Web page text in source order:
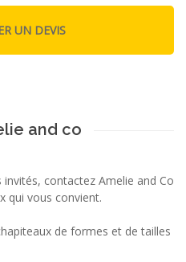
and co
contactez Amelie and Co
qui vous convient.
de formes et de tailles